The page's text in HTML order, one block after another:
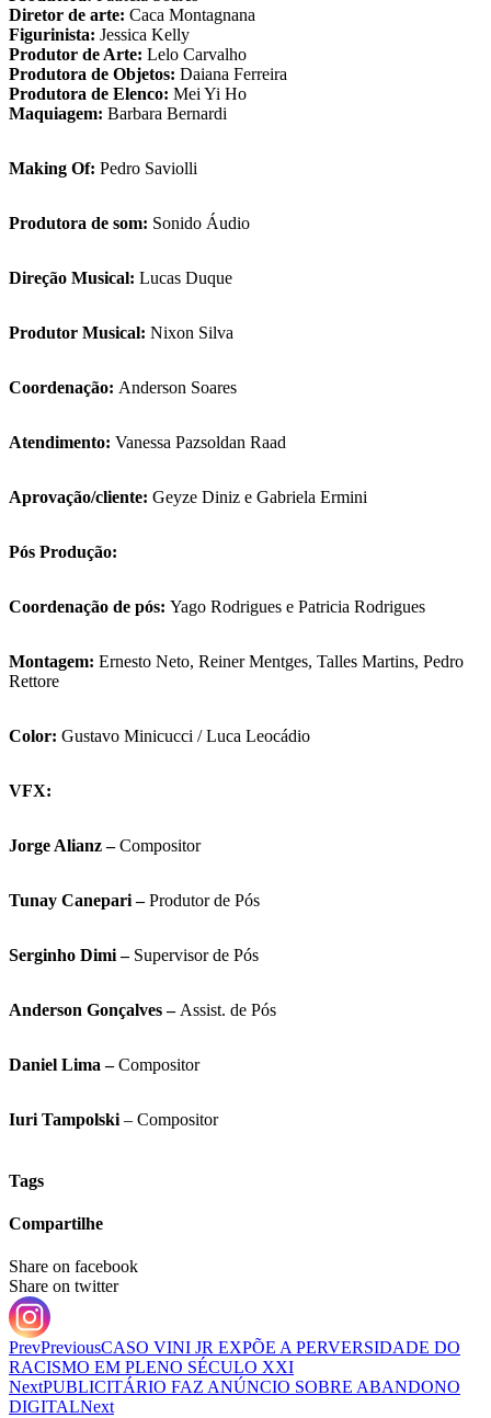
Diretor de arte: Caca Montagnana
Figurinista: Jessica Kelly
Produtor de Arte: Lelo Carvalho
Produtora de Objetos: Daiana Ferreira
Produtora de Elenco: Mei Yi Ho
Maquiagem: Barbara Bernardi
Making Of: Pedro Saviolli
Produtora de som: Sonido Áudio
Direção Musical: Lucas Duque
Produtor Musical: Nixon Silva
Coordenação: Anderson Soares
Atendimento: Vanessa Pazsoldan Raad
Aprovação/cliente: Geyze Diniz e Gabriela Ermini
Pós Produção:
Coordenação de pós: Yago Rodrigues e Patricia Rodrigues
Montagem: Ernesto Neto, Reiner Mentges, Talles Martins, Pedro
Rettore
Color: Gustavo Minicucci / Luca Leocádio
VFX:
Jorge Alianz –Compositor
Tunay Canepari –Produtor de Pós
Serginho Dimi – Supervisor de Pós
Anderson Gonçalves –Assist. de Pós
Daniel Lima –Compositor
Iuri Tampolski– Compositor
Tags
Compartilhe
Share on facebook
Share on twitter
PrevPreviousCASO VINI JR EXPÕE A PERVERSIDADE DO
RACISMO EM PLENO SÉCULO XXI
NextPUBLICITÁRIO FAZ ANÚNCIO SOBRE ABANDONO
DIGITALNext